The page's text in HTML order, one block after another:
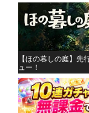
【ほの暮しの庭】先
ュー！